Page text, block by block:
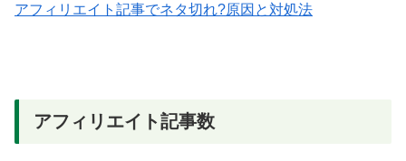
アフィリエイト記事でネタ切れ?原因と対処法
アフィリエイト記事数